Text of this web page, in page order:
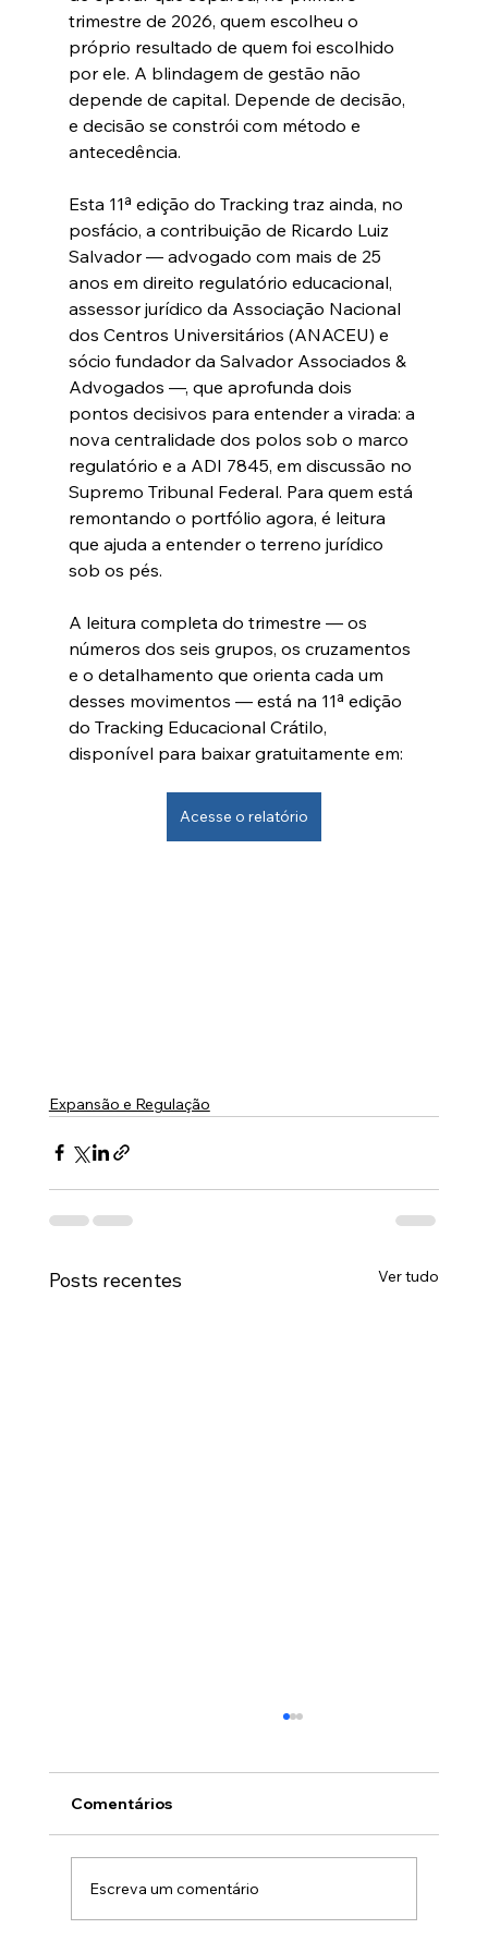
trimestre de 2026, quem escolheu o
próprio resultado de quem foi escolhido
por ele. A blindagem de gestão não
depende de capital. Depende de decisão,
e decisão se constrói com método e
antecedência.
Esta 11ª edição do Tracking traz ainda, no
posfácio, a contribuição de Ricardo Luiz
Salvador — advogado com mais de 25
anos em direito regulatório educacional,
assessor jurídico da Associação Nacional
dos Centros Universitários (ANACEU) e
sócio fundador da Salvador Associados &
Advogados —, que aprofunda dois
pontos decisivos para entender a virada: a
nova centralidade dos polos sob o marco
regulatório e a ADI 7845, em discussão no
Supremo Tribunal Federal. Para quem está
remontando o portfólio agora, é leitura
que ajuda a entender o terreno jurídico
sob os pés.
A leitura completa do trimestre — os
números dos seis grupos, os cruzamentos
e o detalhamento que orienta cada um
desses movimentos — está na 11ª edição
do Tracking Educacional Crátilo,
disponível para baixar gratuitamente em:
Acesse o relatório
Expansão e Regulação
Posts recentes Ver tudo
Comentários
Escreva um comentário